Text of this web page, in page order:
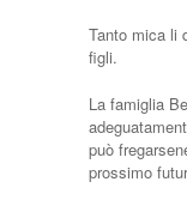
Tanto mica li
figli.
La famiglia
può
prossimo